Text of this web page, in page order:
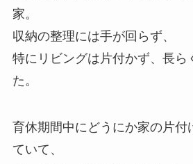
家。
収納の整理には手が回らず、
特にリビングは片付かず、長ら
た。
育休期間中にどうにか家の片付
ていて、